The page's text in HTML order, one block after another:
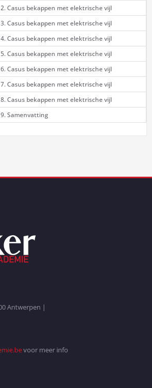
Casus bekappen met elektrische vijl
Casus bekappen met elektrische vijl
Casus bekappen met elektrische vijl
Casus bekappen met elektrische vijl
Casus bekappen met elektrische vijl
Casus bekappen met elektrische vijl
Casus bekappen met elektrische vijl
Samenvatting
Antwerpen |
voor meer info